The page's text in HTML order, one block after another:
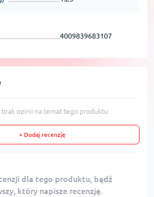
4009839683107
brak opinii na temat tego produktu
+ Dodaj recenzję
dla tego produktu, bądź
który napisze recenzję.